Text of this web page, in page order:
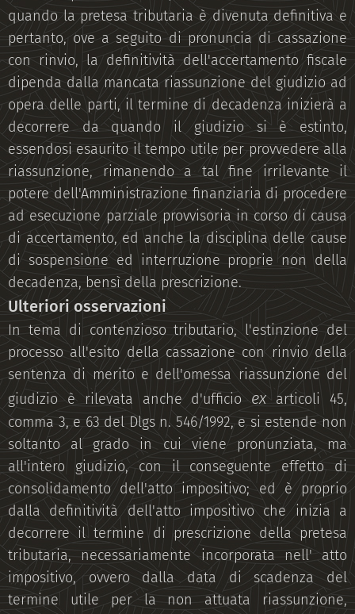
quando la pretesa tributaria è divenuta definitiva e
pertanto, ove a seguito di pronuncia di cassazione
con rinvio, la definitività dell'accertamento fiscale
dipenda dalla mancata riassunzione del giudizio ad
opera delle parti, il termine di decadenza inizierà a
decorrere da quando il giudizio si è estinto,
essendosi esaurito il tempo utile per provvedere alla
riassunzione, rimanendo a tal fine irrilevante il
potere dell'Amministrazione finanziaria di procedere
ad esecuzione parziale provvisoria in corso di causa
di accertamento, ed anche la disciplina delle cause
di sospensione ed interruzione proprie non della
decadenza, bensì della prescrizione.
Ulteriori osservazioni
In tema di contenzioso tributario, l'estinzione del
processo all'esito della cassazione con rinvio della
sentenza di merito e dell'omessa riassunzione del
giudizio è rilevata anche d'ufficio ex articoli 45,
comma 3, e 63 del Dlgs n. 546/1992, e si estende non
soltanto al grado in cui viene pronunziata, ma
all'intero giudizio, con il conseguente effetto di
consolidamento dell'atto impositivo; ed è proprio
dalla definitività dell'atto impositivo che inizia a
decorrere il termine di prescrizione della pretesa
tributaria, necessariamente incorporata nell' atto
impositivo, ovvero dalla data di scadenza del
termine utile per la non attuata riassunzione,